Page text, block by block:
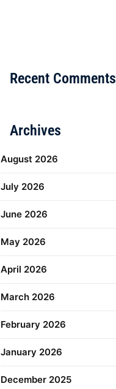
Recent Comments
Archives
August 2026
July 2026
June 2026
May 2026
April 2026
March 2026
February 2026
January 2026
December 2025